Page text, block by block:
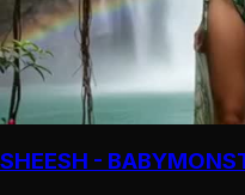
SHEESH -